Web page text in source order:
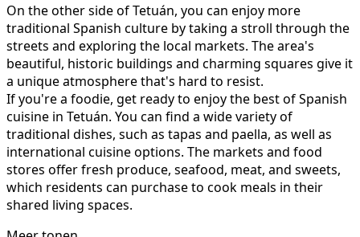
On the other side of Tetuán, you can enjoy more
traditional Spanish culture by taking a stroll through the
streets and exploring the local markets. The area's
beautiful, historic buildings and charming squares give it
a unique atmosphere that's hard to resist.
If you're a foodie, get ready to enjoy the best of Spanish
cuisine in Tetuán. You can find a wide variety of
traditional dishes, such as tapas and paella, as well as
international cuisine options. The markets and food
stores offer fresh produce, seafood, meat, and sweets,
which residents can purchase to cook meals in their
shared living spaces.